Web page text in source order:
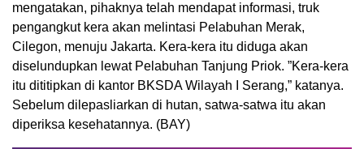
mengatakan, pihaknya telah mendapat informasi, truk
pengangkut kera akan melintasi Pelabuhan Merak,
Cilegon, menuju Jakarta. Kera-kera itu diduga akan
diselundupkan lewat Pelabuhan Tanjung Priok. ”Kera-kera
itu dititipkan di kantor BKSDA Wilayah I Serang,” katanya.
Sebelum dilepasliarkan di hutan, satwa-satwa itu akan
diperiksa kesehatannya. (BAY)